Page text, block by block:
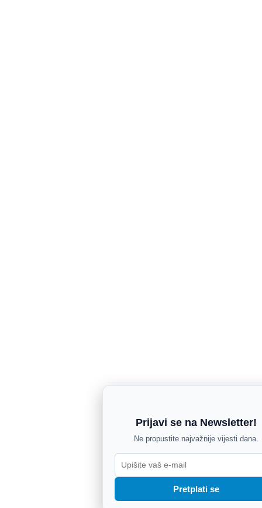
Prijavi se na Newsletter!
Ne propustite najvažnije vijesti dana.
Pretplati se